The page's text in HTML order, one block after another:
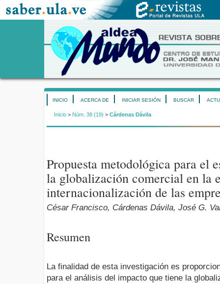
INICIO ACERCA DE INICIAR SESIÓN BUSCAR
Inicio > Núm. 38 (19) > Cárdenas Dávila
Propuesta metodológica para el
la globalización comercial en la
internacionalización de las
César Francisco, Cárdenas Dávila, José G.
Resumen
La finalidad de esta investigación es
para el análisis del impacto que tiene la